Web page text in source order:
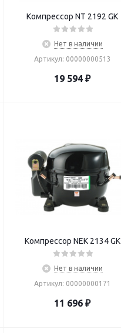
Компрессор NT 2192 GK
Нет в наличии
Артикул: 00000000513
19 594 ₽
Компрессор NEK 2134 GK
Нет в наличии
Артикул: 00000000171
11 696 ₽